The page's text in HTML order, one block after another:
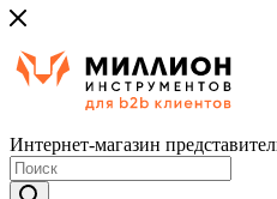
Интернет-магазин